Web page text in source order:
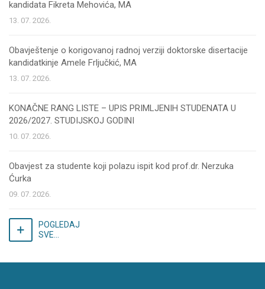
kandidata Fikreta Mehovića, MA
13. 07. 2026.
Obavještenje o korigovanoj radnoj verziji doktorske disertacije
kandidatkinje Amele Frljučkić, MA
13. 07. 2026.
KONAČNE RANG LISTE – UPIS PRIMLJENIH STUDENATA U
2026/2027. STUDIJSKOJ GODINI
10. 07. 2026.
Obavjest za studente koji polazu ispit kod prof.dr. Nerzuka
Ćurka
09. 07. 2026.
POGLEDAJ
SVE...